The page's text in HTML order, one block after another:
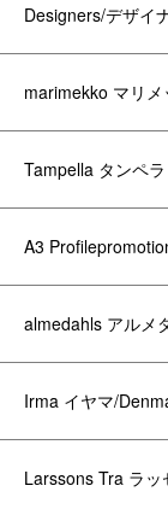
Designers/デザイ
marimekko マリメ
Tampella タンペラ
A3
almedahls アルメ
Irma イヤマ/
Larssons Tra ラッ